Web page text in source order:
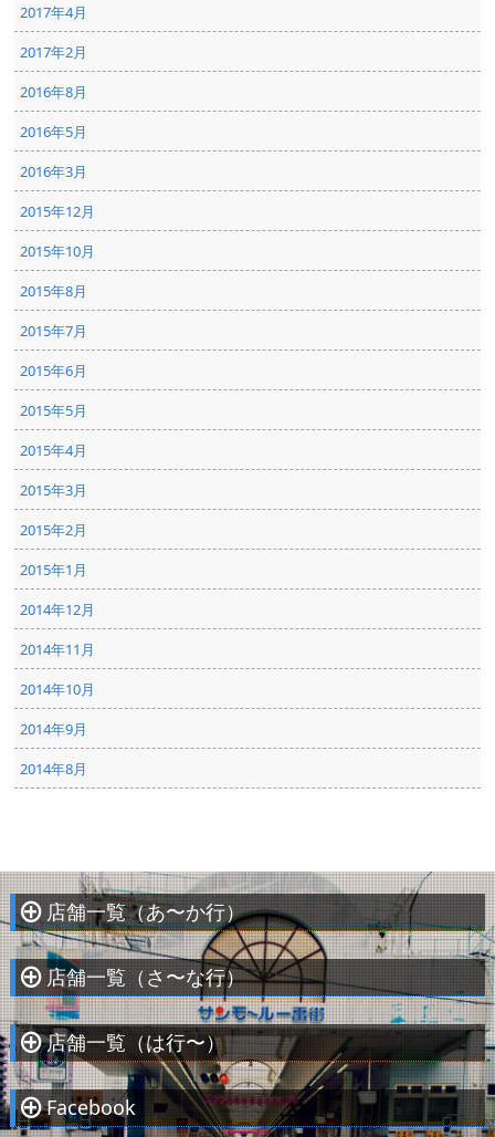
2017年4月
2017年2月
2016年8月
2016年5月
2016年3月
2015年12月
2015年10月
2015年8月
2015年7月
2015年6月
2015年5月
2015年4月
2015年3月
2015年2月
2015年1月
2014年12月
2014年11月
2014年10月
2014年9月
2014年8月
À 店舗一覧（あ〜か行）
À 店舗一覧（さ〜な行）
À 店舗一覧（は行〜）
À Facebook